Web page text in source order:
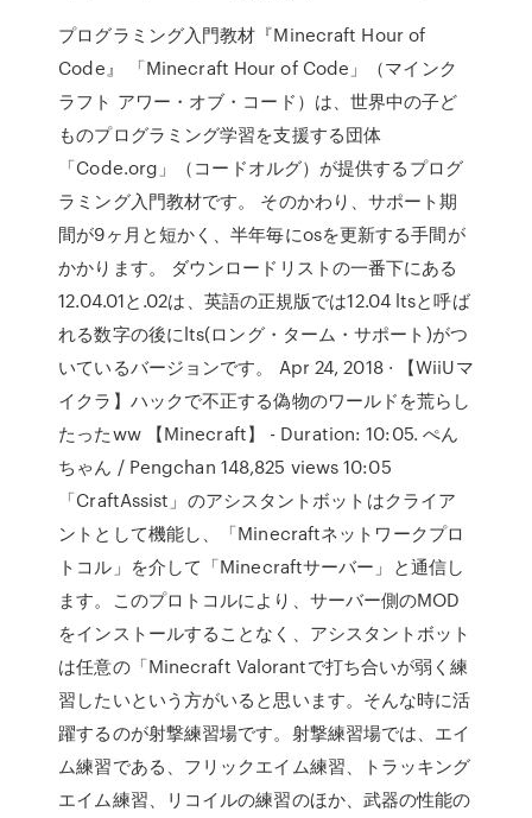
プログラミング入門教材『Minecraft Hour of
Code』 「Minecraft Hour of Code」（マインク
ラフト アワー・オブ・コード）は、世界中の子ど
ものプログラミング学習を支援する団体
「Code.org」（コードオルグ）が提供するプログ
ラミング入門教材です。 そのかわり、サポート期
間が9ヶ月と短かく、半年毎にosを更新する手間が
かかります。 ダウンロードリストの一番下にある
12.04.01と.02は、英語の正規版では12.04 ltsと呼ば
れる数字の後にlts(ロング・ターム・サポート)がつ
いているバージョンです。 Apr 24, 2018 · 【WiiUマ
イクラ】ハックで不正する偽物のワールドを荒らし
たったww 【Minecraft】 - Duration: 10:05. ぺん
ちゃん / Pengchan 148,825 views 10:05
「CraftAssist」のアシスタントボットはクライア
ントとして機能し、「Minecraftネットワークプロ
トコル」を介して「Minecraftサーバー」と通信し
ます。このプロトコルにより、サーバー側のMOD
をインストールすることなく、アシスタントボット
は任意の「Minecraft Valorantで打ち合いが弱く練
習したいという方がいると思います。そんな時に活
躍するのが射撃練習場です。射撃練習場では、エイ
ム練習である、フリックエイム練習、トラッキング
エイム練習、リコイルの練習のほか、武器の性能の